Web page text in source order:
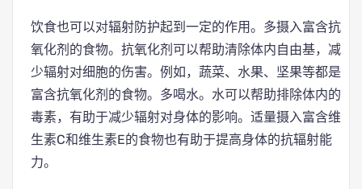
饮食也可以对辐射防护起到一定的作用。多摄入富含抗
氧化剂的食物。抗氧化剂可以帮助清除体内自由基，减
少辐射对细胞的伤害。例如，蔬菜、水果、坚果等都是
富含抗氧化剂的食物。多喝水。水可以帮助排除体内的
毒素，有助于减少辐射对身体的影响。适量摄入富含维
生素C和维生素E的食物也有助于提高身体的抗辐射能
力。